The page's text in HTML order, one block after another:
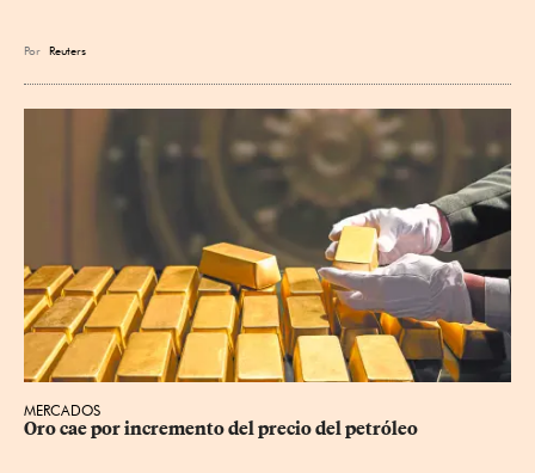
Por Reuters
MERCADOS
Oro cae por incremento del precio del petróleo